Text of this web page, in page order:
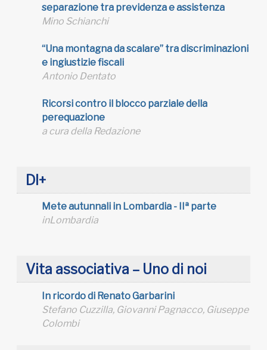
separazione tra previdenza e assistenza
Mino Schianchi
“Una montagna da scalare” tra discriminazioni
e ingiustizie fiscali
Antonio Dentato
Ricorsi contro il blocco parziale della
perequazione
a cura della Redazione
DI+
Mete autunnali in Lombardia - IIª parte
inLombardia
Vita associativa – Uno di noi
In ricordo di Renato Garbarini
Stefano Cuzzilla, Giovanni Pagnacco, Giuseppe
Colombi